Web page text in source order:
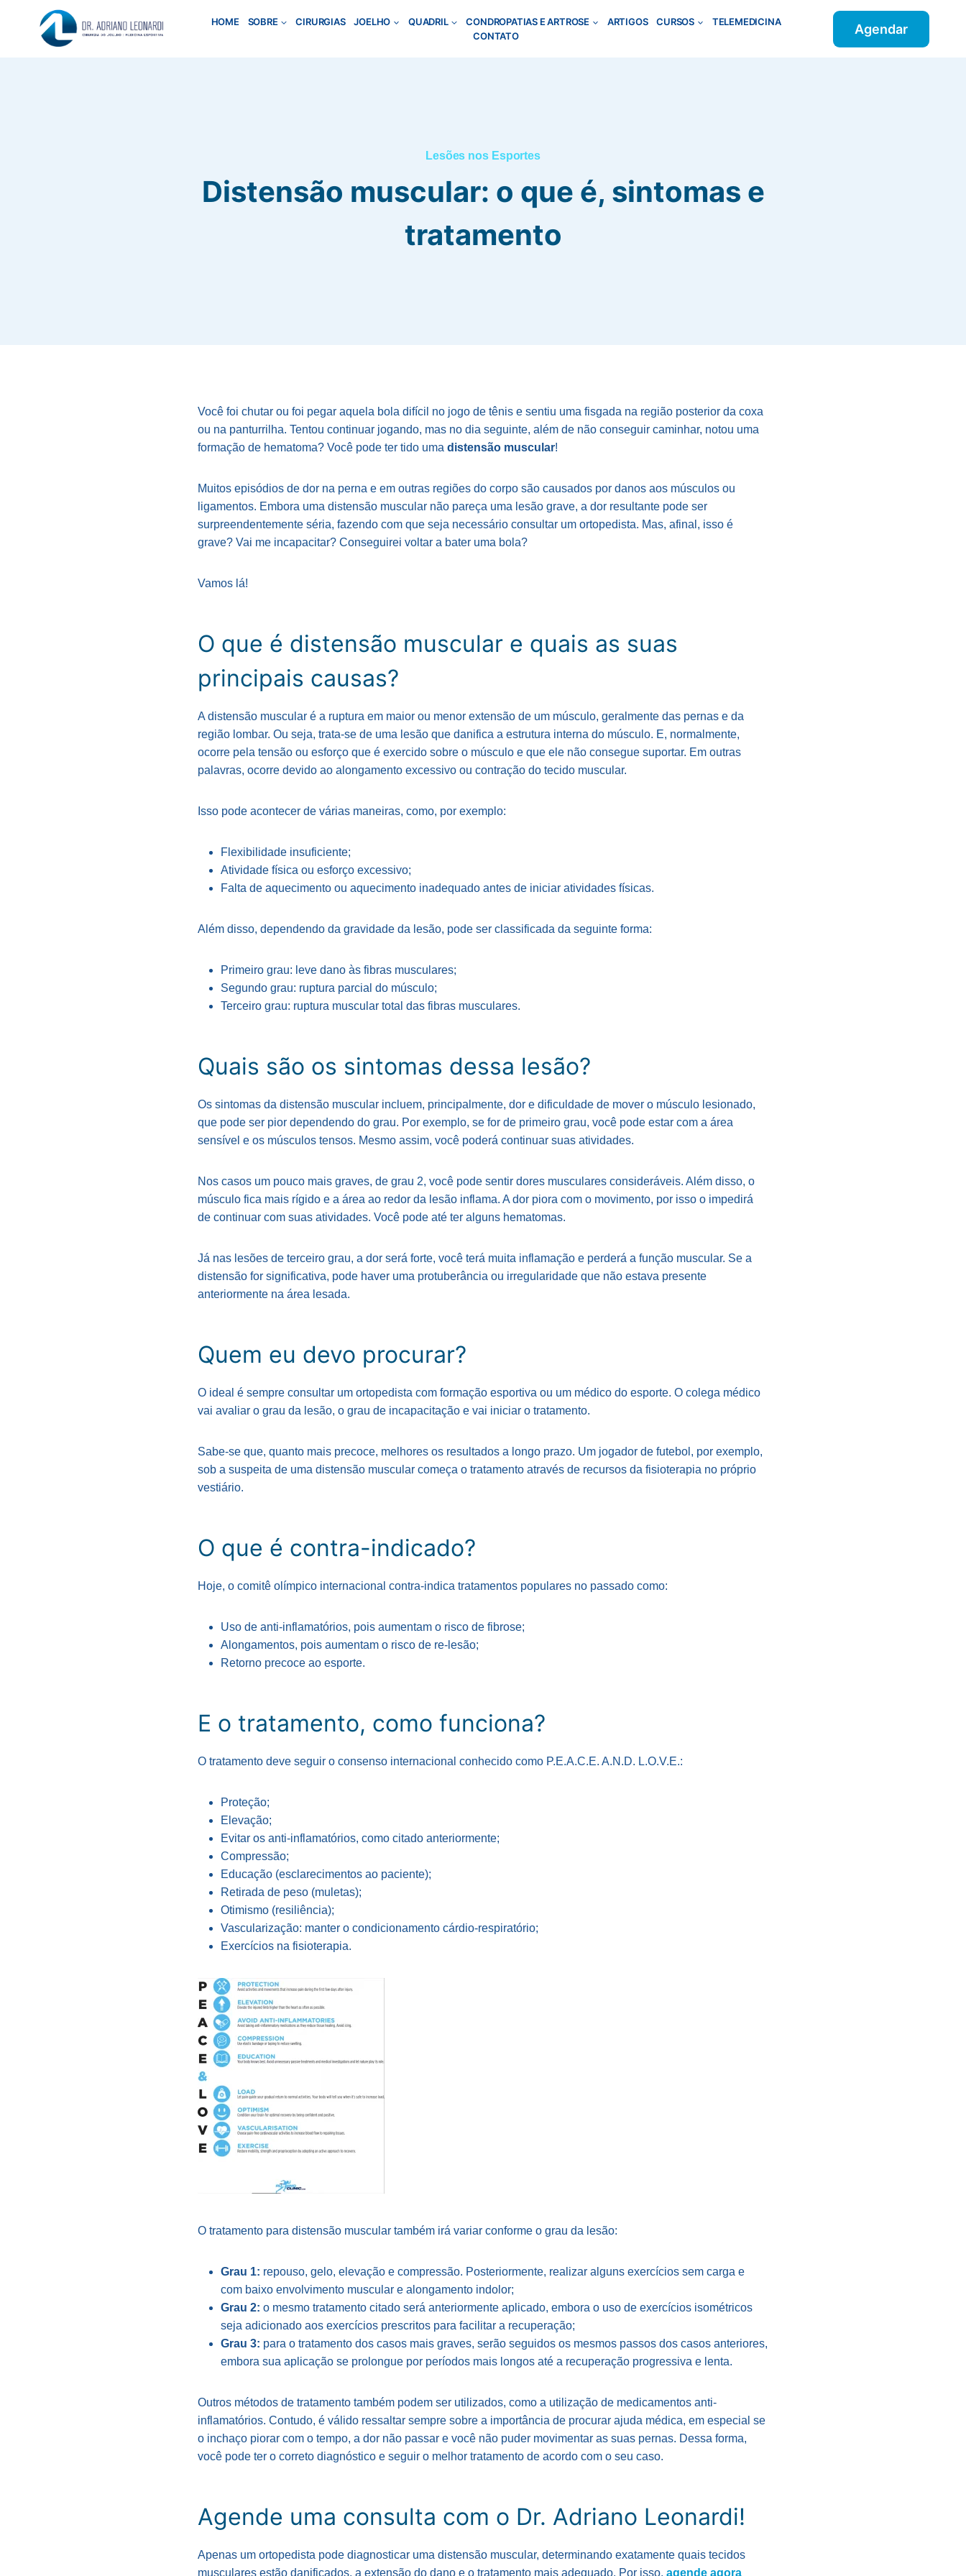
HOME SOBRE CIRURGIAS JOELHO QUADRIL CONDROPATIAS E ARTROSE ARTIGOS CURSOS
TELEMEDICINA
CONTATO
Agendar
Lesões nos Esportes
Distensão muscular: o que é, sintomas e
tratamento
Você foi chutar ou foi pegar aquela bola difícil no jogo de tênis e sentiu uma fisgada na região posterior da coxa
ou na panturrilha. Tentou continuar jogando, mas no dia seguinte, além de não conseguir caminhar, notou uma
formação de hematoma? Você pode ter tido uma distensão muscular!
Muitos episódios de dor na perna e em outras regiões do corpo são causados por danos aos músculos ou
ligamentos. Embora uma distensão muscular não pareça uma lesão grave, a dor resultante pode ser
surpreendentemente séria, fazendo com que seja necessário consultar um ortopedista. Mas, afinal, isso é
grave? Vai me incapacitar? Conseguirei voltar a bater uma bola?
Vamos lá!
O que é distensão muscular e quais as suas
principais causas?
A distensão muscular é a ruptura em maior ou menor extensão de um músculo, geralmente das pernas e da
região lombar. Ou seja, trata-se de uma lesão que danifica a estrutura interna do músculo. E, normalmente,
ocorre pela tensão ou esforço que é exercido sobre o músculo e que ele não consegue suportar. Em outras
palavras, ocorre devido ao alongamento excessivo ou contração do tecido muscular.
Isso pode acontecer de várias maneiras, como, por exemplo:
Flexibilidade insuficiente;
Atividade física ou esforço excessivo;
Falta de aquecimento ou aquecimento inadequado antes de iniciar atividades físicas.
Além disso, dependendo da gravidade da lesão, pode ser classificada da seguinte forma:
Primeiro grau: leve dano às fibras musculares;
Segundo grau: ruptura parcial do músculo;
Terceiro grau: ruptura muscular total das fibras musculares.
Quais são os sintomas dessa lesão?
Os sintomas da distensão muscular incluem, principalmente, dor e dificuldade de mover o músculo lesionado,
que pode ser pior dependendo do grau. Por exemplo, se for de primeiro grau, você pode estar com a área
sensível e os músculos tensos. Mesmo assim, você poderá continuar suas atividades.
Nos casos um pouco mais graves, de grau 2, você pode sentir dores musculares consideráveis. Além disso, o
músculo fica mais rígido e a área ao redor da lesão inflama. A dor piora com o movimento, por isso o impedirá
de continuar com suas atividades. Você pode até ter alguns hematomas.
Já nas lesões de terceiro grau, a dor será forte, você terá muita inflamação e perderá a função muscular. Se a
distensão for significativa, pode haver uma protuberância ou irregularidade que não estava presente
anteriormente na área lesada.
Quem eu devo procurar?
O ideal é sempre consultar um ortopedista com formação esportiva ou um médico do esporte. O colega médico
vai avaliar o grau da lesão, o grau de incapacitação e vai iniciar o tratamento.
Sabe-se que, quanto mais precoce, melhores os resultados a longo prazo. Um jogador de futebol, por exemplo,
sob a suspeita de uma distensão muscular começa o tratamento através de recursos da fisioterapia no próprio
vestiário.
O que é contra-indicado?
Hoje, o comitê olímpico internacional contra-indica tratamentos populares no passado como:
Uso de anti-inflamatórios, pois aumentam o risco de fibrose;
Alongamentos, pois aumentam o risco de re-lesão;
Retorno precoce ao esporte.
E o tratamento, como funciona?
O tratamento deve seguir o consenso internacional conhecido como P.E.A.C.E. A.N.D. L.O.V.E.:
Proteção;
Elevação;
Evitar os anti-inflamatórios, como citado anteriormente;
Compressão;
Educação (esclarecimentos ao paciente);
Retirada de peso (muletas);
Otimismo (resiliência);
Vascularização: manter o condicionamento cárdio-respiratório;
Exercícios na fisioterapia.
O tratamento para distensão muscular também irá variar conforme o grau da lesão:
Grau 1: repouso, gelo, elevação e compressão. Posteriormente, realizar alguns exercícios sem carga e
com baixo envolvimento muscular e alongamento indolor;
Grau 2: o mesmo tratamento citado será anteriormente aplicado, embora o uso de exercícios isométricos
seja adicionado aos exercícios prescritos para facilitar a recuperação;
Grau 3: para o tratamento dos casos mais graves, serão seguidos os mesmos passos dos casos anteriores,
embora sua aplicação se prolongue por períodos mais longos até a recuperação progressiva e lenta.
Outros métodos de tratamento também podem ser utilizados, como a utilização de medicamentos anti-
inflamatórios. Contudo, é válido ressaltar sempre sobre a importância de procurar ajuda médica, em especial se
o inchaço piorar com o tempo, a dor não passar e você não puder movimentar as suas pernas. Dessa forma,
você pode ter o correto diagnóstico e seguir o melhor tratamento de acordo com o seu caso.
Agende uma consulta com o Dr. Adriano Leonardi!
Apenas um ortopedista pode diagnosticar uma distensão muscular, determinando exatamente quais tecidos
musculares estão danificados, a extensão do dano e o tratamento mais adequado. Por isso, agende agora